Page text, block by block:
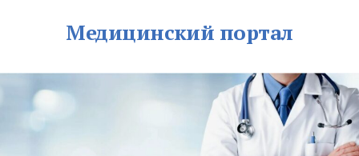
Медицинский портал